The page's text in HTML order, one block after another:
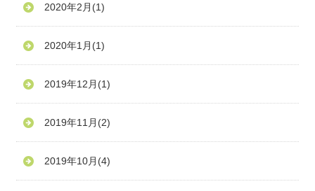
2020年2月 (1)
2020年1月 (1)
2019年12月 (1)
2019年11月 (2)
2019年10月 (4)